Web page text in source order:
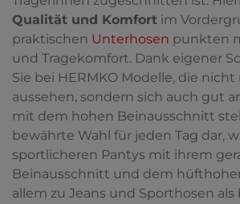
Qualität und Komfort im
praktischen Unterhosen punkten
und Tragekomfort. Dank eigener
Sie bei HERMKO Modelle, die
aussehen, sondern sich auch gut
mit dem hohen Beinausschnitt
bewährte Wahl für jeden Tag dar,
sportlicheren Pantys mit ihrem
Beinausschnitt und dem
allem zu Jeans und Sporthosen als